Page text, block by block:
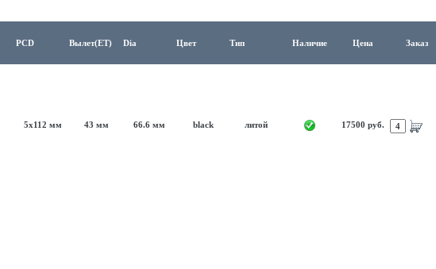
PCD Вылет(ET) Dia Цвет Тип Наличие Цена Заказ
5x112 мм 43 мм 66.6 мм black литой 17500 руб.